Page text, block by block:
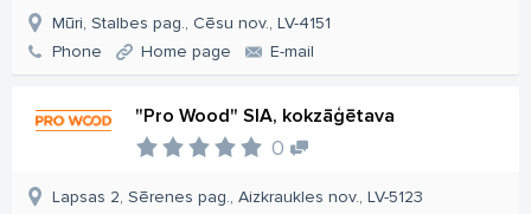
Mūri, Stalbes pag., Cēsu nov., LV-4151
Phone
Home page E-mail
"Pro Wood" SIA, kokzāģētava
0
Lapsas 2, Sērenes pag., Aizkraukles nov., LV-5123